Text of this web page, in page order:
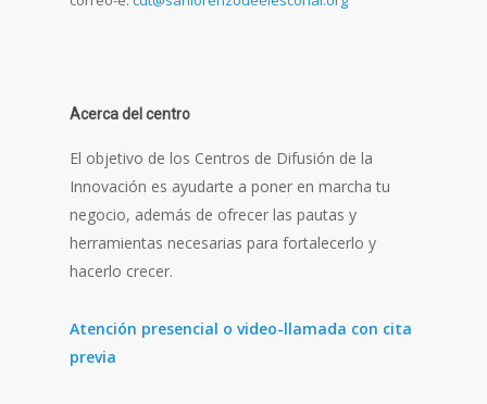
Acerca del centro
El objetivo de los Centros de Difusión de la
Innovación es ayudarte a poner en marcha tu
negocio, además de ofrecer las pautas y
herramientas necesarias para fortalecerlo y
hacerlo crecer.
Atención presencial o video-llamada con cita
previa